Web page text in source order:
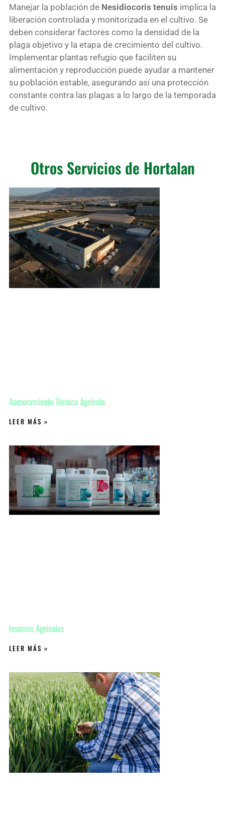
Manejar la población de Nesidiocoris tenuis implica la
liberación controlada y monitorizada en el cultivo. Se
deben considerar factores como la densidad de la
plaga objetivo y la etapa de crecimiento del cultivo.
Implementar plantas refugio que faciliten su
alimentación y reproducción puede ayudar a mantener
su población estable, asegurando así una protección
constante contra las plagas a lo largo de la temporada
de cultivo.
Otros Servicios de Hortalan
Asesoramiento Técnico Agrícola
LEER MÁS »
Insumos Agrícolas
LEER MÁS »